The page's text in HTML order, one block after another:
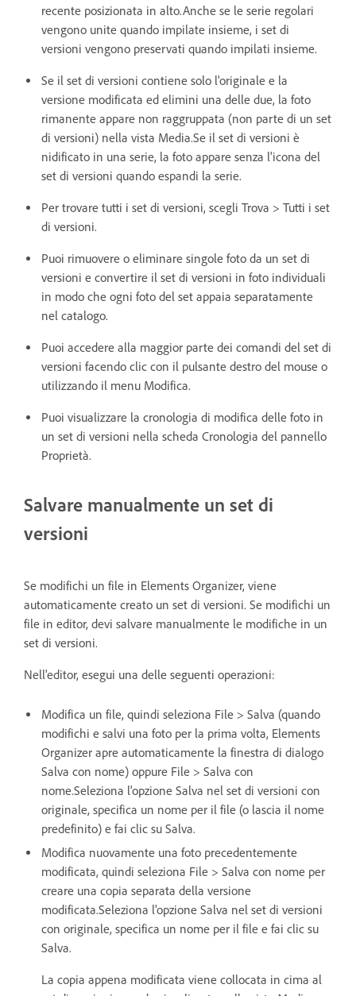
recente posizionata in alto.Anche se le serie regolari
vengono unite quando impilate insieme, i set di
versioni vengono preservati quando impilati insieme.
Se il set di versioni contiene solo l'originale e la
versione modificata ed elimini una delle due, la foto
rimanente appare non raggruppata (non parte di un set
di versioni) nella vista Media.Se il set di versioni è
nidificato in una serie, la foto appare senza l'icona del
set di versioni quando espandi la serie.
Per trovare tutti i set di versioni, scegli Trova > Tutti i set
di versioni.
Puoi rimuovere o eliminare singole foto da un set di
versioni e convertire il set di versioni in foto individuali
in modo che ogni foto del set appaia separatamente
nel catalogo.
Puoi accedere alla maggior parte dei comandi del set di
versioni facendo clic con il pulsante destro del mouse o
utilizzando il menu Modifica.
Puoi visualizzare la cronologia di modifica delle foto in
un set di versioni nella scheda Cronologia del pannello
Proprietà.
Salvare manualmente un set di
versioni
Se modifichi un file in Elements Organizer, viene
automaticamente creato un set di versioni. Se modifichi un
file in editor, devi salvare manualmente le modifiche in un
set di versioni.
Nell'editor, esegui una delle seguenti operazioni:
Modifica un file, quindi seleziona File > Salva (quando
modifichi e salvi una foto per la prima volta, Elements
Organizer apre automaticamente la finestra di dialogo
Salva con nome) oppure File > Salva con
nome.Seleziona l'opzione Salva nel set di versioni con
originale, specifica un nome per il file (o lascia il nome
predefinito) e fai clic su Salva.
Modifica nuovamente una foto precedentemente
modificata, quindi seleziona File > Salva con nome per
creare una copia separata della versione
modificata.Seleziona l'opzione Salva nel set di versioni
con originale, specifica un nome per il file e fai clic su
Salva.
La copia appena modificata viene collocata in cima al